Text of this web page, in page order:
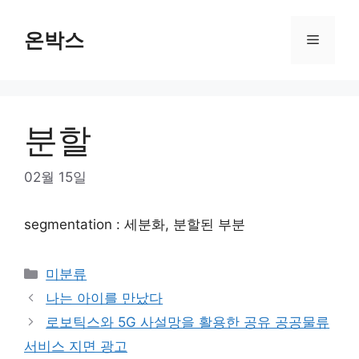
content온박스 Menu
분할
02월 15일
segmentation : 세분화, 분할된 부분
Categories
미분류
나는 아이를 만났다
로보틱스와 5G 사설망을 활용한 공유 공공물류
서비스 지면 광고